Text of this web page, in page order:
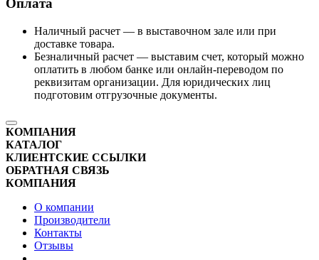
Оплата
Наличный расчет — в выставочном зале или при
доставке товара.
Безналичный расчет — выставим счет, который можно
оплатить в любом банке или онлайн-переводом по
реквизитам организации. Для юридических лиц
подготовим отгрузочные документы.
КОМПАНИЯ
КАТАЛОГ
КЛИЕНТСКИЕ ССЫЛКИ
ОБРАТНАЯ СВЯЗЬ
КОМПАНИЯ
О компании
Производители
Контакты
Отзывы